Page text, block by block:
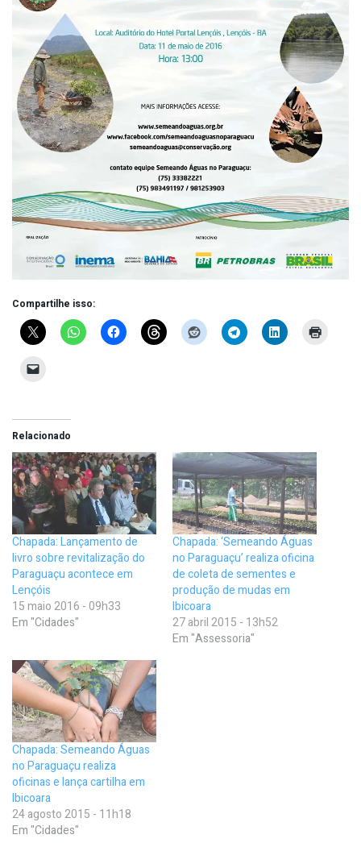
Compartilhe isso:
Relacionado
Chapada: Lançamento de
livro sobre revitalização do
Paraguaçu acontece em
Lençóis
15 maio 2016 - 09h33
Em "Cidades"
Chapada: ‘Semeando Águas
no Paraguaçu’ realiza oficina
de coleta de sementes e
produção de mudas em
Ibicoara
27 abril 2015 - 13h52
Em "Assessoria"
Chapada: Semeando Águas
no Paraguaçu realiza
oficinas e lança cartilha em
Ibicoara
24 agosto 2015 - 11h18
Em "Cidades"